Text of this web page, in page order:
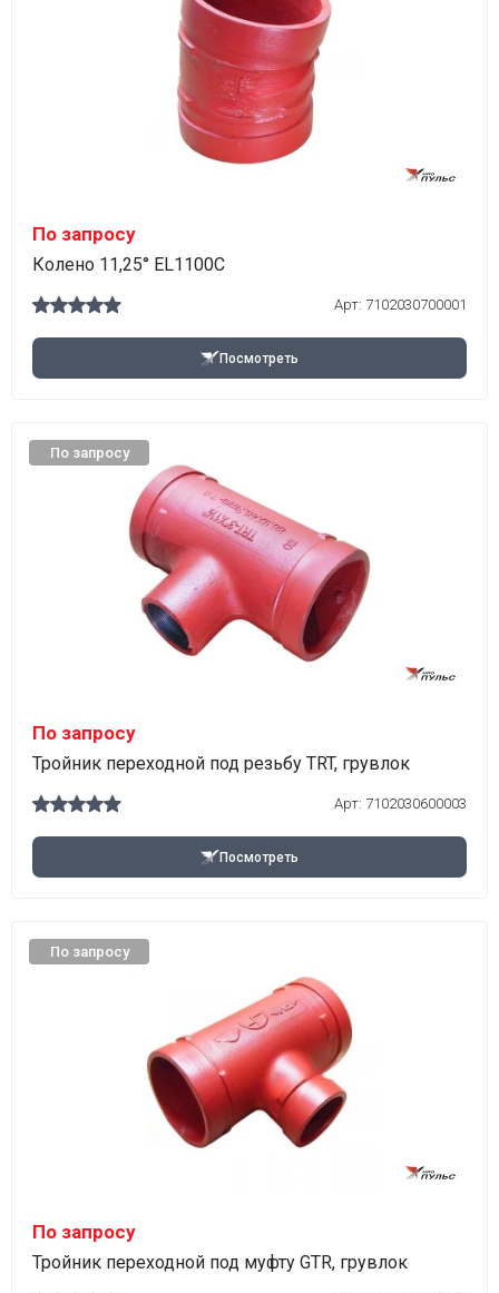
По запросу
Колено 11,25° EL1100C
Арт: 7102030700001
Посмотреть
По запросу
По запросу
Тройник переходной под резьбу TRT, грувлок
Арт: 7102030600003
Посмотреть
По запросу
По запросу
Тройник переходной под муфту GTR, грувлок